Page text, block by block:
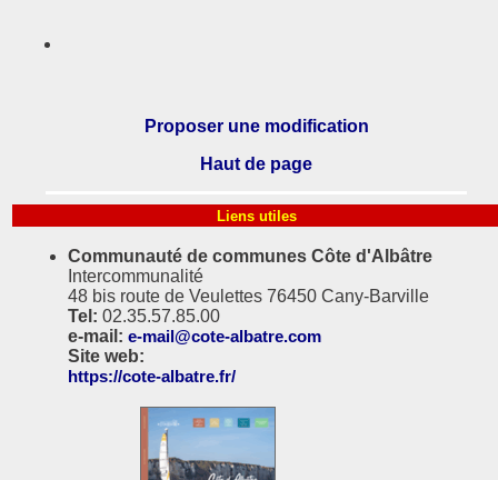
Proposer une modification
Haut de page
Liens utiles
Communauté de communes Côte d'Albâtre
Intercommunalité
48 bis route de Veulettes 76450 Cany-Barville
Tel: 02.35.57.85.00
e-mail: e-mail@cote-albatre.com
Site web:
https://cote-albatre.fr/